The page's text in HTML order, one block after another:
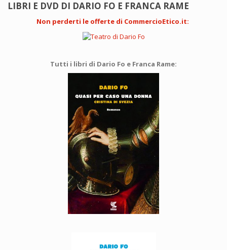
LIBRI E DVD DI DARIO FO E FRANCA RAME
Non perderti le offerte di CommercioEtico.it:
Tutti i libri di Dario Fo e Franca Rame: